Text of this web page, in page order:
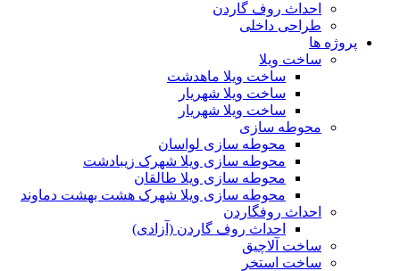
احداث روف گاردن
طراحی داخلی
پروژه ها
ساخت ویلا
ساخت ویلا ماهدشت
ساخت ویلا شهریار
ساخت ویلا شهریار
محوطه سازی
محوطه سازی لواسان
محوطه سازی ویلا شهرک زیبادشت
محوطه سازی ویلا طالقان
محوطه سازی ویلا شهرک هشت بهشت دماوند
احداث روفگاردن
احداث روف گاردن (آزادی)
ساخت آلاچیق
ساخت استخر